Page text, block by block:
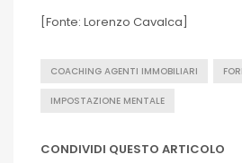
[Fonte: Lorenzo Cavalca]
COACHING AGENTI IMMOBILIARI
IMPOSTAZIONE MENTALE
CONDIVIDI QUESTO ARTICOLO